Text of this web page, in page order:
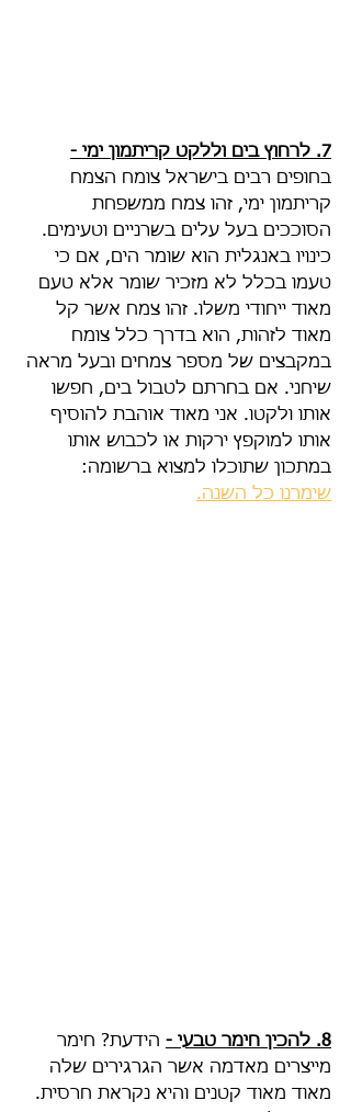
7. לרחוץ בים וללקט קריתמון ימי -
בחופים רבים בישראל צומח הצמח
קריתמון ימי, זהו צמח ממשפחת
הסוככים בעל עלים בשרניים וטעימים.
כינויו באנגלית הוא שומר הים, אם כי
טעמו בכלל לא מזכיר שומר אלא טעם
מאוד ייחודי משלו. זהו צמח אשר קל
מאוד לזהות, הוא בדרך כלל צומח
במקבצים של מספר צמחים ובעל מראה
שיחני. אם בחרתם לטבול בים, חפשו
אותו ולקטו. אני מאוד אוהבת להוסיף
אותו למוקפץ ירקות או לכבוש אותו
במתכון שתוכלו למצוא ברשומה:
שימרנו כל השנה.
8. להכין חימר טבעי -
הידעת? חימר
מייצרים מאדמה אשר הגרגירים שלה
מאוד מאוד קטנים והיא נקראת חרסית.